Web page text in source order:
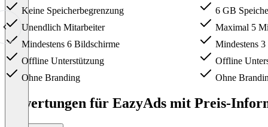
Keine Speicherbegrenzung
Unendlich Mitarbeiter
Mindestens 6 Bildschirme
Offline Unterstützung
Ohne Branding
6 GB
Maximal 5
Mindestens
Offline
Ohne
Bewertungen für EazyAds mit Preis-